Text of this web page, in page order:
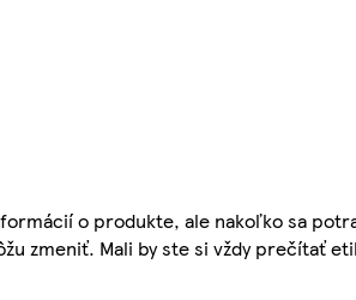
o produkte, ale nakoľko sa
zmeniť. Mali by ste si vždy prečítať